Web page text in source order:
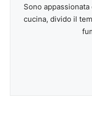
Sono
cucina, divido il